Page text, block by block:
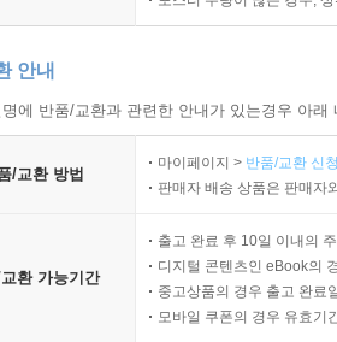
안내
에 반품/교환과 관련한 안내가 있는경우 아
/교환 방법
마이페이지 > 반품/교환 신
판매자 배송 상품은 판매자
환 가능기간
출고 완료 후 10일 이내의
디지털 콘텐츠인 eBook의
중고상품의 경우 출고 완료
모바일 쿠폰의 경우 유효기